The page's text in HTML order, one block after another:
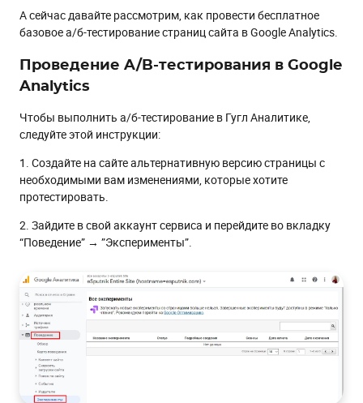
А сейчас давайте рассмотрим, как провести бесплатное
базовое а/б-тестирование страниц сайта в Google Analytics.
Проведение A/B-тестирования в Google
Analytics
Чтобы выполнить а/б-тестирование в Гугл Аналитике,
следуйте этой инструкции:
1. Создайте на сайте альтернативную версию страницы с
необходимыми вам изменениями, которые хотите
протестировать.
2. Зайдите в свой аккаунт сервиса и перейдите во вкладку
“Поведение” → ”Эксперименты”.